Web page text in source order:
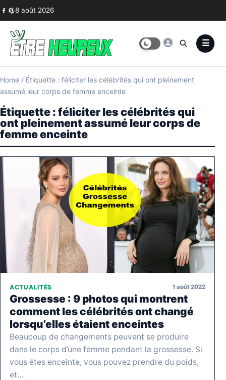
Skip to content
8 août 2026
Home / Étiquette : féliciter les célébrités qui ont pleinement
assumé leur corps de femme enceinte
Étiquette :féliciter les célébrités qui
ont pleinement assumé leur corps de
femme enceinte
ACTUALITÉS 1 août 2022
Grossesse : 9 photos qui montrent
comment les célébrités ont changé
lorsqu’elles étaient enceintes
Beaucoup de changements peuvent se produire
dans le corps d’une femme pendant la grossesse. Si
vous êtes enceinte, vous pouvez prendre du poids,
et…